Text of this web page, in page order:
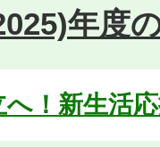
年度
！新生活